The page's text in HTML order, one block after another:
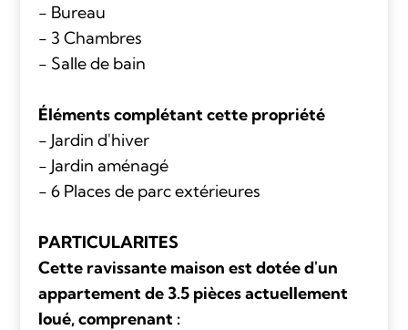
- Bureau
- 3 Chambres
- Salle de bain
Éléments complétant cette propriété
- Jardin d'hiver
- Jardin aménagé
- 6 Places de parc extérieures
PARTICULARITES
Cette ravissante maison est dotée d'un
appartement de 3.5 pièces actuellement
loué, comprenant :